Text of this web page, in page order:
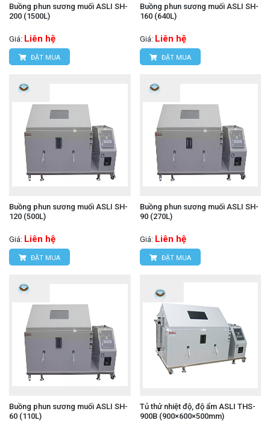
Buồng phun sương muối ASLI SH-
200 (1500L)
Giá: Liên hệ
ĐẶT MUA
Buồng phun sương muối ASLI SH-
160 (640L)
Giá: Liên hệ
ĐẶT MUA
Buồng phun sương muối ASLI SH-
120 (500L)
Giá: Liên hệ
ĐẶT MUA
Buồng phun sương muối ASLI SH-
90 (270L)
Giá: Liên hệ
ĐẶT MUA
Buồng phun sương muối ASLI SH-
60 (110L)
Tủ thử nhiệt độ, độ ẩm ASLI THS-
900B (900×600×500mm)